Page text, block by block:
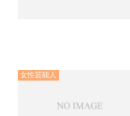
女性芸能人